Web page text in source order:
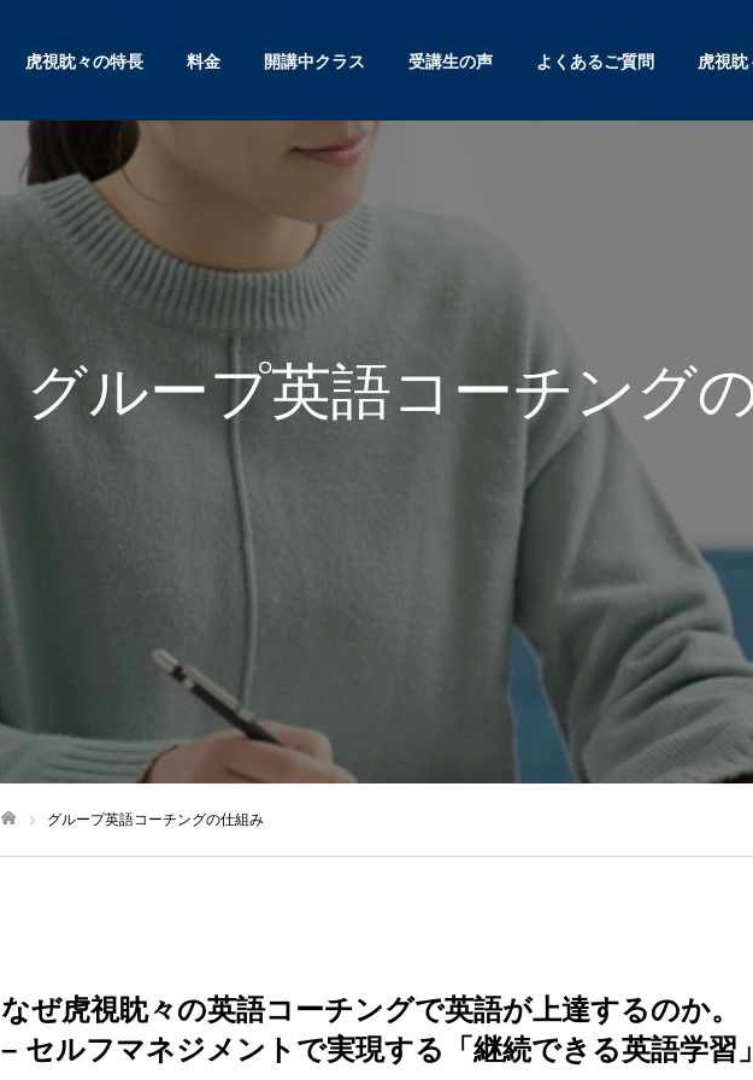
虎視眈々の特長 料金 開講中クラス 受講生の声 よくあるご質問 虎視
グループ英語コーチング
グループ英語コーチングの仕組み
なぜ虎視眈々の英語コーチングで英語が上達するのか。
– セルフマネジメントで実現する「継続できる英語学習